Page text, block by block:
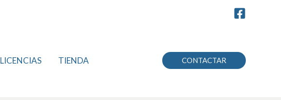
LICENCIAS TIENDA CONTACTAR